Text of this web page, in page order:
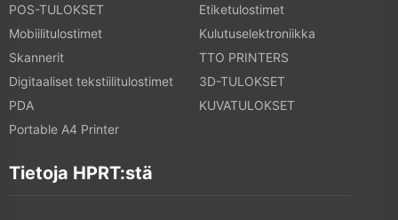
POS-TULOKSET
Etiketulostimet
Mobiilitulostimet
Kulutuselektroniikka
Skannerit
TTO PRINTERS
Digitaaliset tekstiilitulostimet
3D-TULOKSET
PDA
KUVATULOKSET
Portable A4 Printer
Tietoja HPRT:stä